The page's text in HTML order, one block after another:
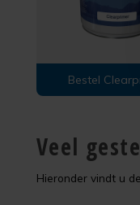
Bestel
Veel
Hieronder vindt u